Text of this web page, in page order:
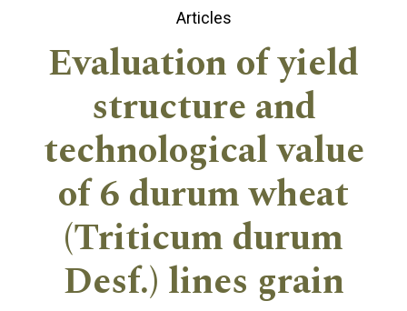
Articles
Evaluation of yield
structure and
technological value
of 6 durum wheat
(Triticum durum
Desf.) lines grain